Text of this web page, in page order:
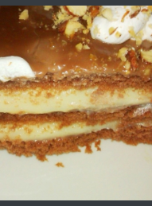
УДЪЛЖАВАНЕ НА
ЖИВОТ И
НЕГОВОТО КАЧЕСТВО